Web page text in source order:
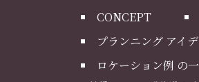
CONCEPT
プランニング アイ
ロケーション例 の